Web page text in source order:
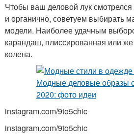
Чтобы ваш деловой лук
и органично, советуем выбирать
модели. Наиболее удачным
карандаш, плиссированная или
колена.
instagram.com/9to5chic
instagram.com/9to5chic